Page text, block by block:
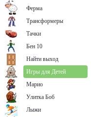
Ферма
Трансформеры
Тачки
Бен 10
Найти выход
Игры для Детей
Марио
Улитка Боб
Лыжи